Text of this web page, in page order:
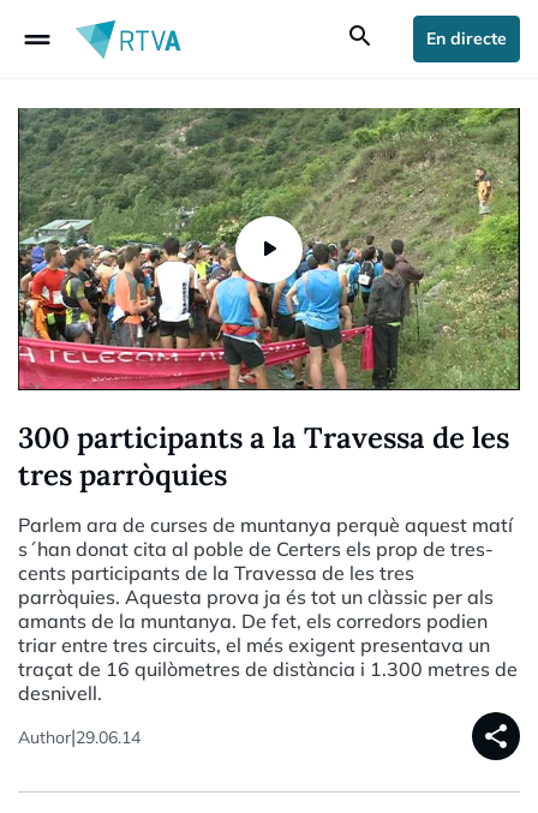
drag_handle search En directe
300 participants a la Travessa de les
tres parròquies
Parlem ara de curses de muntanya perquè aquest matí
s´han donat cita al poble de Certers els prop de tres-
cents participants de la Travessa de les tres
parròquies. Aquesta prova ja és tot un clàssic per als
amants de la muntanya. De fet, els corredors podien
triar entre tres circuits, el més exigent presentava un
traçat de 16 quilòmetres de distància i 1.300 metres de
desnivell.
Author|29.06.14 share